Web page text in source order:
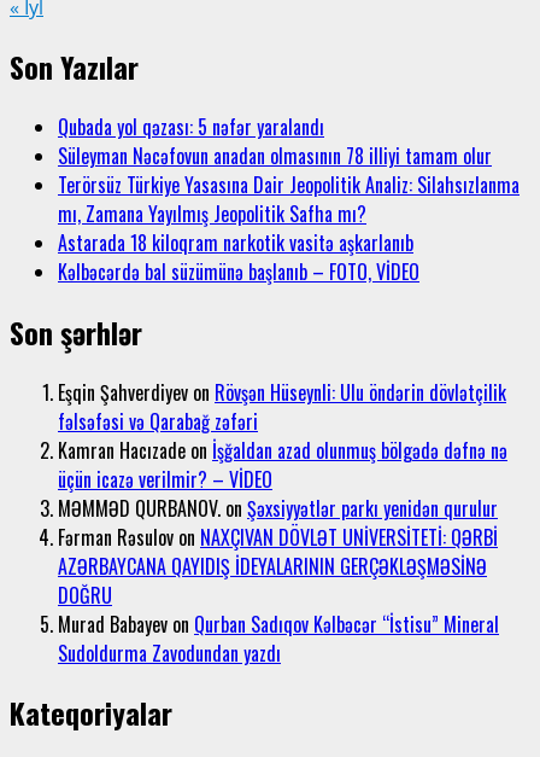
« İyl
Son Yazılar
Qubada yol qəzası: 5 nəfər yaralandı
Süleyman Nəcəfovun anadan olmasının 78 illiyi tamam olur
Terörsüz Türkiye Yasasına Dair Jeopolitik Analiz: Silahsızlanma
mı, Zamana Yayılmış Jeopolitik Safha mı?
Astarada 18 kiloqram narkotik vasitə aşkarlanıb
Kəlbəcərdə bal süzümünə başlanıb – FOTO, VİDEO
Son şərhlər
Eşqin Şahverdiyev on Rövşən Hüseynli: Ulu öndərin dövlətçilik
fəlsəfəsi və Qarabağ zəfəri
Kamran Hacızade on İşğaldan azad olunmuş bölgədə dəfnə nə
üçün icazə verilmir? – VİDEO
MƏMMƏD QURBANOV. on Şəxsiyyətlər parkı yenidən qurulur
Fərman Rəsulov on NAXÇIVAN DÖVLƏT UNİVERSİTETİ: QƏRBİ
AZƏRBAYCANA QAYIDIŞ İDEYALARININ GERÇƏKLƏŞMƏSİNƏ
DOĞRU
Murad Babayev on Qurban Sadıqov Kəlbəcər “İstisu” Mineral
Sudoldurma Zavodundan yazdı
Kateqoriyalar